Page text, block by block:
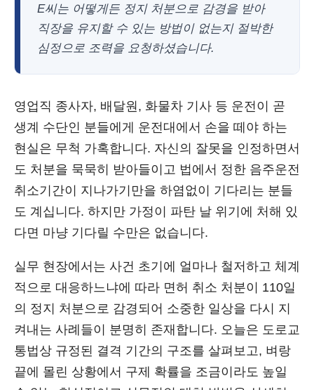
E씨는 어떻게든 정지 처분으로 감경을 받아
직장을 유지할 수 있는 방법이 없는지 절박한
심정으로 조력을 요청하셨습니다.
영업직 종사자, 배달원, 화물차 기사 등 운전이 곧
생계 수단인 분들에게 운전대에서 손을 떼야 하는
현실은 무척 가혹합니다. 자신의 잘못을 인정하면서
도 처분을 묵묵히 받아들이고 법에서 정한 음주운전
취소기간이 지나가기만을 하염없이 기다리는 분들
도 계십니다. 하지만 가정이 파탄 날 위기에 처해 있
다면 마냥 기다릴 수만은 없습니다.
실무 현장에서는 사건 초기에 얼마나 철저하고 체계
적으로 대응하느냐에 따라 면허 취소 처분이 110일
의 정지 처분으로 감경되어 소중한 일상을 다시 지
켜내는 사례들이 분명히 존재합니다. 오늘은 도로교
통법상 규정된 결격 기간의 구조를 살펴보고, 벼랑
끝에 몰린 상황에서 구제 확률을 조금이라도 높일